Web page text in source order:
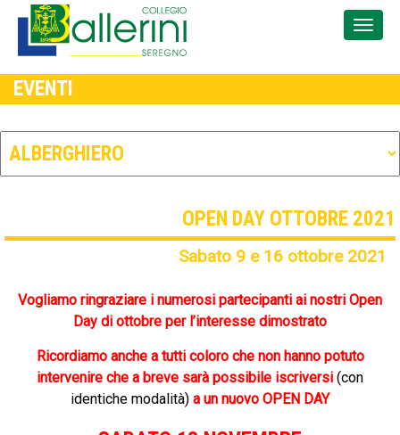
EVENTI
OPEN DAY OTTOBRE 2021
Sabato 9 e 16 ottobre 2021
Vogliamo ringraziare i numerosi partecipanti ai nostri Open
Day di ottobre per l’interesse dimostrato
Ricordiamo anche a tutti coloro che non hanno potuto
intervenire che a breve sarà possibile iscriversi (con
identiche modalità) a un nuovo OPEN DAY